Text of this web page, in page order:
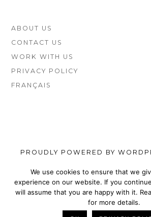
FOOTER
SIDEBAR
ABOUT US
CONTACT US
WORK WITH US
PRIVACY POLICY
FRANÇAIS
PROUDLY POWERED BY
SOCIAL
MENU
TOP
SHOES
TOP
VEGAN
NIKE
TOP
VEGAN
WALLETS
TOP
VEGAN
SATEFY
TOP
We use cookies to ensure that we
experience on our website. If you
will assume that you are happy with it.
for more details.